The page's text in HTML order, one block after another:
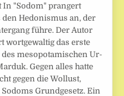
In "Sodom" prangert
den Hedonismus an, der
führe. Der Autor
wortgewaltig das erste
mesopotamischen Ur-
Gegen alles hatte
gegen die Wollust,
Grundgesetz. Ein